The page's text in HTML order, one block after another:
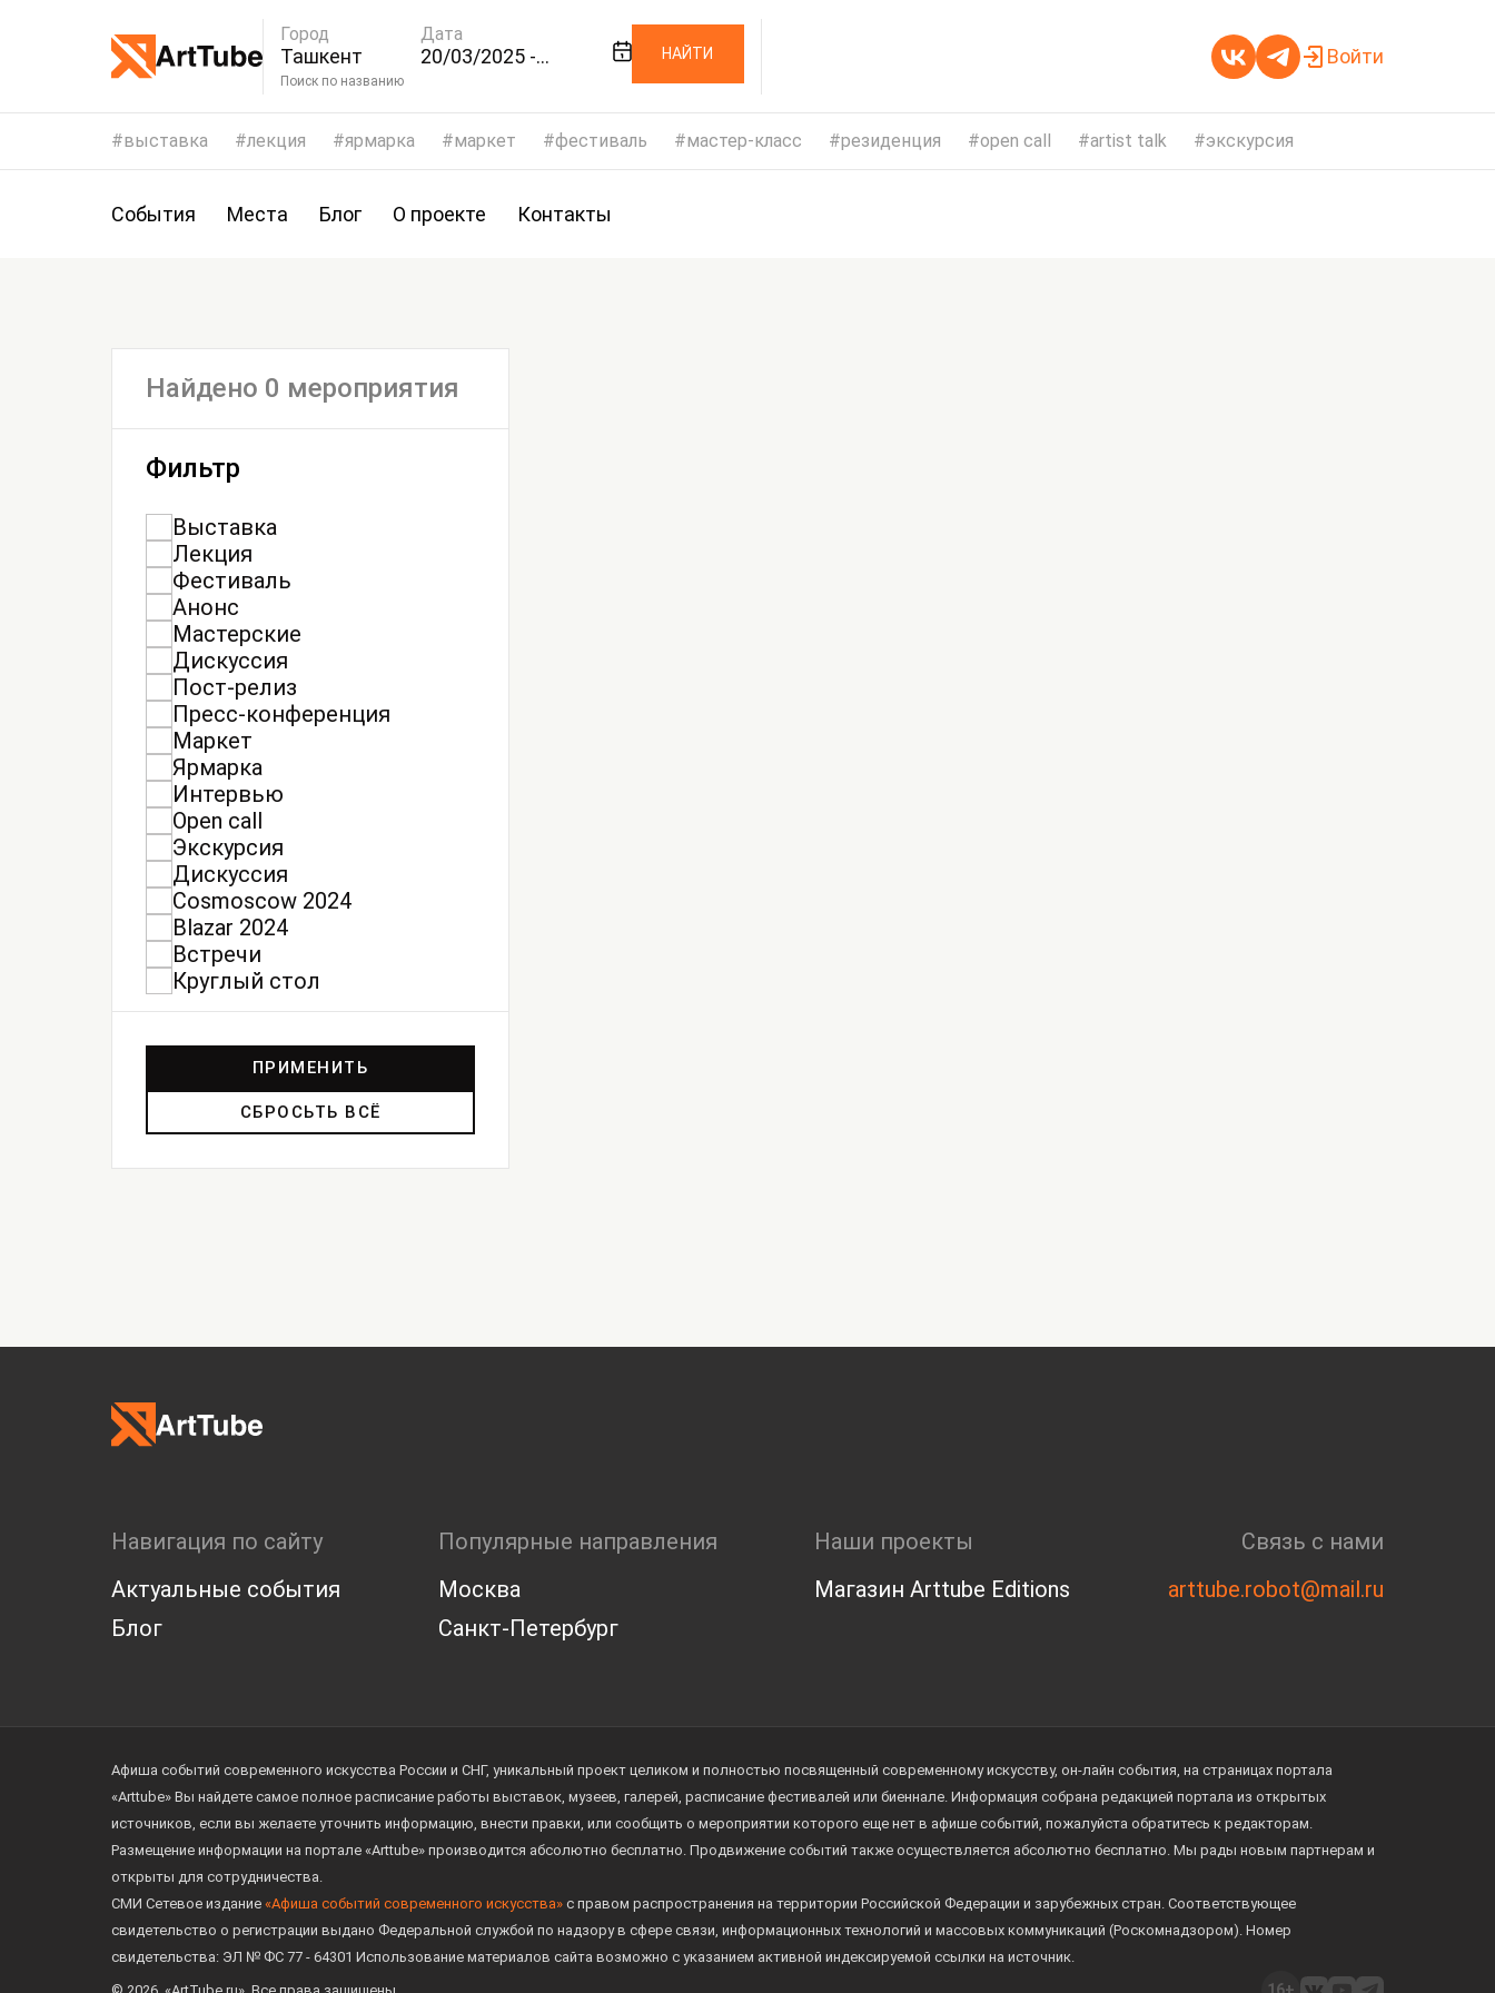
Город
Ташкент
Дата
20/03/2025 -
Поиск по названию
НАЙТИ Войти
выставка лекция ярмарка маркет фестиваль мастер-класс резиденция open call artist talk экскурсия
События Места Блог О проекте Контакты
Найдено 0 мероприятия
Фильтр
Выставка
Лекция
Фестиваль
Анонс
Мастерские
Дискуссия
Пост-релиз
Пресс-конференция
Маркет
Ярмарка
Интервью
Open call
Экскурсия
Дискуссия
Cosmoscow 2024
Blazar 2024
Встречи
Круглый стол
ПРИМЕНИТЬ
СБРОСЬТЬ ВСЁ
Навигация по сайту
Актуальные события
Блог
Популярные направления
Москва
Санкт-Петербург
Наши проекты
Магазин Arttube Editions
Связь с нами
arttube.robot@mail.ru
Афиша событий современного искусства России и СНГ, уникальный проект целиком и полностью посвященный современному искусству, он-лайн события, на страницах портала
«Arttube» Вы найдете самое полное расписание работы выставок, музеев, галерей, расписание фестивалей или биеннале. Информация собрана редакцией портала из открытых
источников, если вы желаете уточнить информацию, внести правки, или сообщить о мероприятии которого еще нет в афише событий, пожалуйста обратитесь к редакторам.
Размещение информации на портале «Arttube» производится абсолютно бесплатно. Продвижение событий также осуществляется абсолютно бесплатно. Мы рады новым партнерам и
открыты для сотрудничества.
СМИ Сетевое издание «Афиша событий современного искусства» с правом распространения на территории Российской Федерации и зарубежных стран. Соответствующее
свидетельство о регистрации выдано Федеральной службой по надзору в сфере связи, информационных технологий и массовых коммуникаций (Роскомнадзором). Номер
свидетельства: ЭЛ № ФС 77 - 64301 Использование материалов сайта возможно с указанием активной индексируемой ссылки на источник.
© 2026. «ArtTube.ru». Все права защищены.